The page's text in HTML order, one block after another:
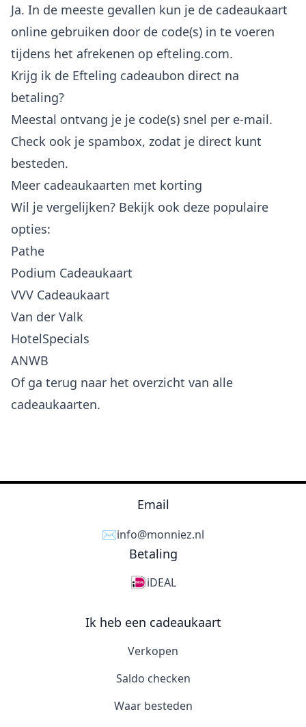
Ja. In de meeste gevallen kun je de cadeaukaart
online gebruiken door de code(s) in te voeren
tijdens het afrekenen op efteling.com.
Krijg ik de Efteling cadeaubon direct na
betaling?
Meestal ontvang je je code(s) snel per e-mail.
Check ook je spambox, zodat je direct kunt
besteden.
Meer cadeaukaarten met korting
Wil je vergelijken? Bekijk ook deze populaire
opties:
Pathe
Podium Cadeaukaart
VVV Cadeaukaart
Van der Valk
HotelSpecials
ANWB
Of ga terug naar het overzicht van alle
cadeaukaarten.
Email
✉️info@monniez.nl
Betaling
iDEAL
Ik heb een cadeaukaart
Verkopen
Saldo checken
Waar besteden